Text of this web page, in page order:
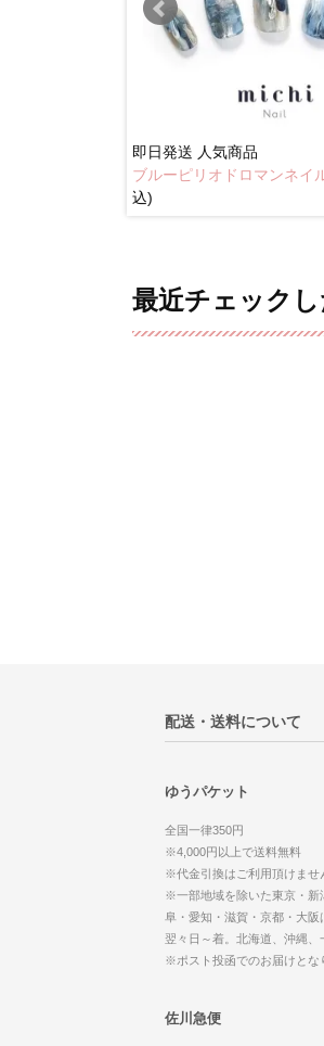
即日発送 人気商品
ブルーピリオドロマンネイ
込)
最近チェック
配送・送料について
ゆうパケット
全国一律350円
※4,000円以上で送料無料
※代金引換はご利用頂けませ
※一部地域を除いた東京・新
阜・愛知・滋賀・京都・大
翌々日～着。北海道、沖縄、
※ポスト投函でのお届けとな
佐川急便